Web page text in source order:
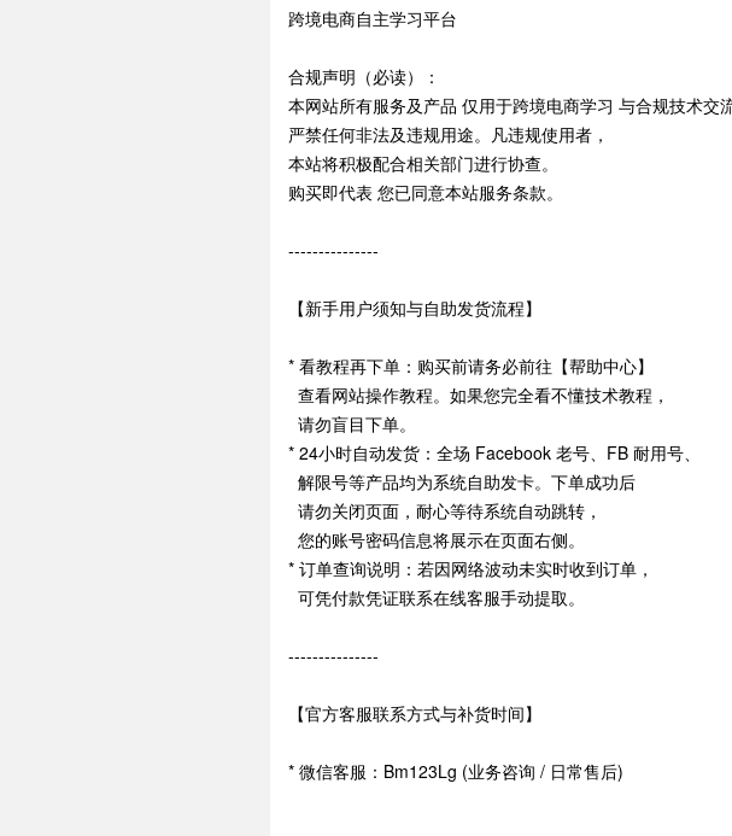
跨境电商自主学习平台
合规声明（必读）：
本网站所有服务及产品 仅用于跨境电商学习 与合规技术交
严禁任何非法及违规用途。凡违规使用者，
本站将积极配合相关部门进行协查。
购买即代表 您已同意本站服务条款。
---------------
【新手用户须知与自助发货流程】
* 看教程再下单：购买前请务必前往【帮助中心】
查看网站操作教程。如果您完全看不懂技术教程，
请勿盲目下单。
* 24小时自动发货：全场 Facebook 老号、FB 耐用号、
解限号等产品均为系统自助发卡。下单成功后
请勿关闭页面，耐心等待系统自动跳转，
您的账号密码信息将展示在页面右侧。
* 订单查询说明：若因网络波动未实时收到订单，
可凭付款凭证联系在线客服手动提取。
---------------
【官方客服联系方式与补货时间】
* 微信客服：Bm123Lg (业务咨询 / 日常售后)